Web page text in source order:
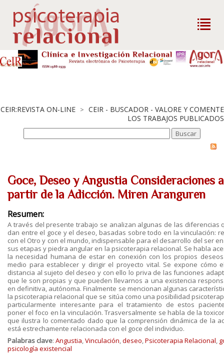
CEIR:REVISTA ON-LINE > CEIR - BUSCADOR - VALORE Y COMENTE
LOS TRABAJOS PUBLICADOS
Goce, Deseo y Angustia Consideraciones a
partir de la Adicción. Miren Aranguren
Resumen:
A través del presente trabajo se analizan algunas de las diferencias
dan entre el goce y el deseo, basadas sobre todo en la vinculación:
con el Otro y con el mundo, indispensable para el desarrollo del ser
sus etapas y piedra angular en la psicoterapia relacional. Se habla
la necesidad humana de estar en conexión con los propios
medio para establecer y dirigir el proyecto vital. Se expone cómo
distancia al sujeto del deseo y con ello lo priva de las funciones
que le son propias y que pueden llevarnos a una existencia
en definitiva, autónoma. Finalmente se mencionan algunas
la psicoterapia relacional que se sitúa como una posibilidad
particularmente interesante para el tratamiento de estos
poner el foco en la vinculación. Trasversalmente se habla de la
que ilustra lo comentado dado que la comprensión dinámica de la
está estrechamente relacionada con el goce del individuo.
Palabras clave: Angustia,Vinculación,deseo,Psicoterapia Relacional,
psicología existencial